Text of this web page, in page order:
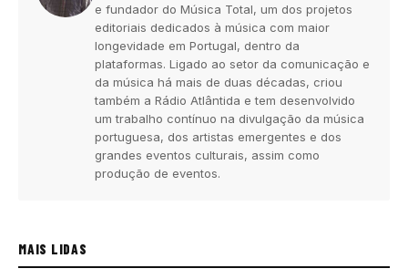
e fundador do Música Total, um dos projetos
editoriais dedicados à música com maior
longevidade em Portugal, dentro da
plataformas. Ligado ao setor da comunicação e
da música há mais de duas décadas, criou
também a Rádio Atlântida e tem desenvolvido
um trabalho contínuo na divulgação da música
portuguesa, dos artistas emergentes e dos
grandes eventos culturais, assim como
produção de eventos.
MAIS LIDAS